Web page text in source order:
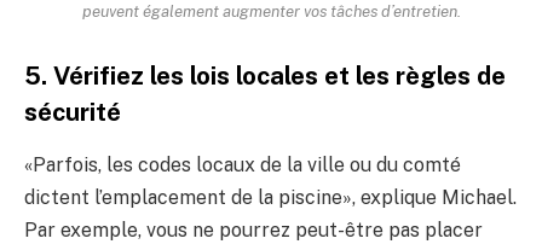
peuvent également augmenter vos tâches d’entretien.
5. Vérifiez les lois locales et les règles de
sécurité
«Parfois, les codes locaux de la ville ou du comté
dictent l’emplacement de la piscine», explique Michael.
Par exemple, vous ne pourrez peut-être pas placer